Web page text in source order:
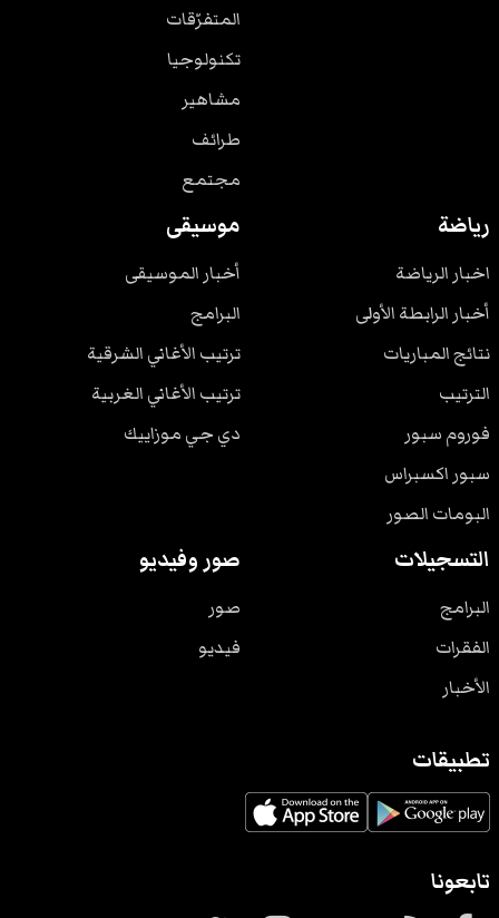
المتفرّقات
تكنولوجيا
مشاهير
طرائف
مجتمع
رياضة
اخبار الرياضة
أخبار الرابطة الأولى
نتائج المباريات
الترتيب
فوروم سبور
سبور اكسبراس
البومات الصور
موسيقى
أخبار الموسيقى
البرامج
ترتيب الأغاني الشرقية
ترتيب الأغاني الغربية
دي جي موزاييك
التسجيلات
البرامج
الفقرات
الأخبار
صور وفيديو
صور
فيديو
تطبيقات
تابعونا